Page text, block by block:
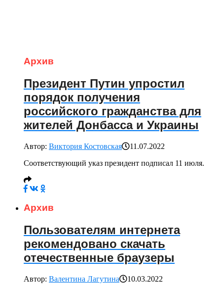
Архив
Президент Путин упростил
порядок получения
российского гражданства для
жителей Донбасса и Украины
Автор: Виктория Костовская
11.07.2022
Соответствующий указ президент подписал 11 июля.
Архив
Пользователям интернета
рекомендовано скачать
отечественные браузеры
Автор: Валентина Лагутина
10.03.2022